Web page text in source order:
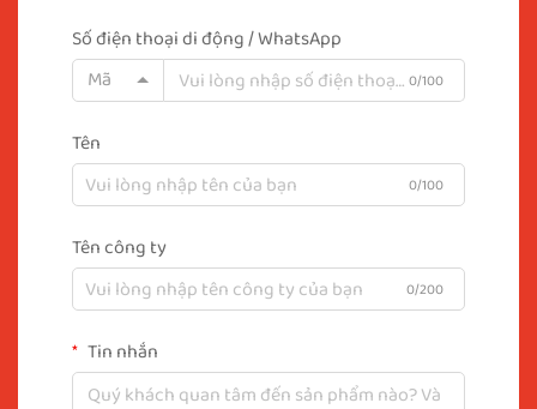
Số điện thoại di động / WhatsApp
Mã
0/100
Tên
0/100
Tên công ty
0/200
Tin nhắn